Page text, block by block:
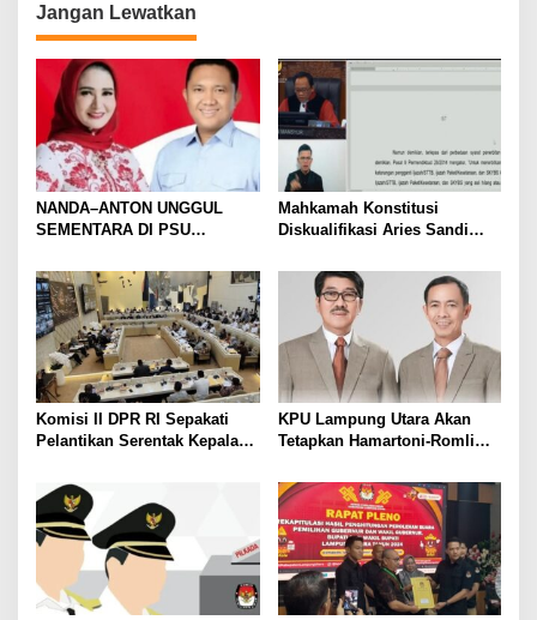
Jangan Lewatkan
NANDA–ANTON UNGGUL
SEMENTARA DI PSU
COUNT RAKATA Unggul di 8
dari 11 Kecamatan, Tim
Pemenangan Tetap Tunggu
Data Final
Mahkamah Konstitusi
Diskualifikasi Aries Sandi
Pesawaran 2024
Komisi II DPR RI Sepakati
Pelantikan Serentak Kepala
KPU Lampung Utara Akan
Tetapkan Hamartoni-Romli
Bupati Terpilih Besok